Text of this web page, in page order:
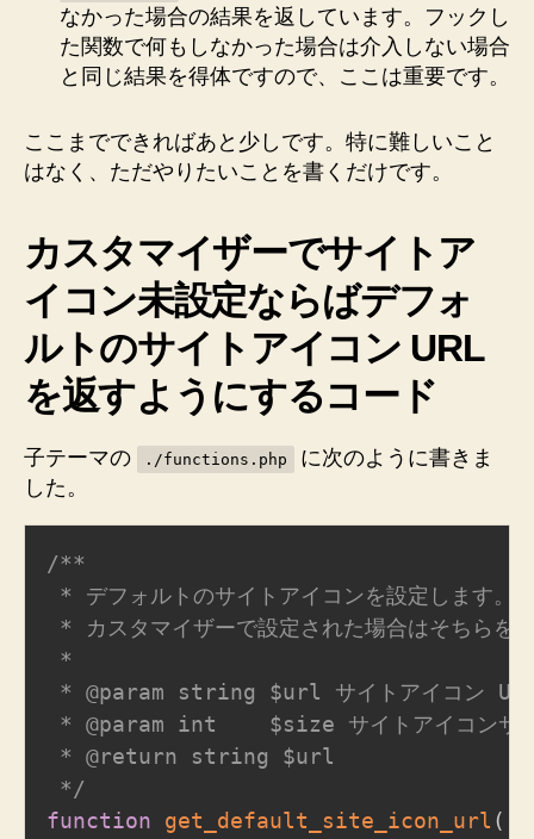
なかった場合の結果を返しています。フックし
た関数で何もしなかった場合は介入しない場合
と同じ結果を得体ですので、ここは重要です。
ここまでできればあと少しです。特に難しいこと
はなく、ただやりたいことを書くだけです。
カスタマイザーでサイトア
イコン未設定ならばデフォ
ルトのサイトアイコン URL
を返すようにするコード
子テーマの ./functions.php
に次のように書きま
した。
/**
* デフォルトのサイトアイコンを設定します。
* カスタマイザーで設定された場合はそちらを
*
* @param string $url サイトアイコン
* @param int    $size サイトアイコンサ
* @return string $url
*/
function
get_default_site_icon_url (